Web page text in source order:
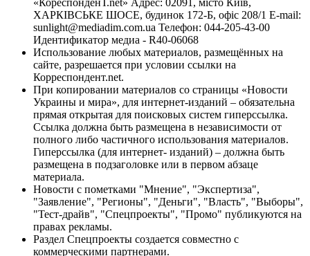
ХАРКІВСЬКЕ ШОСЕ, будинок 172-Б, офіс 208/1 E-mail:
sunlight@mediadim.com.ua Телефон: 044-205-43-00
Идентификатор медиа - R40-06068
Использование любых материалов, размещённых на
сайте, разрешается при условии ссылки на
Корреспондент.net.
При копировании материалов со страницы «Новости
Украины и мира», для интернет-изданий – обязательна
прямая открытая для поисковых систем гиперссылка.
Ссылка должна быть размещена в независимости от
полного либо частичного использования материалов.
Гиперссылка (для интернет- изданий) – должна быть
размещена в подзаголовке или в первом абзаце
материала.
Новости с пометками "Мнение", "Экспертиза",
"Заявление", "Регионы", "Деньги", "Власть", "Выборы",
"Тест-драйв", "Спецпроекты", "Промо" публикуются на
правах рекламы.
Раздел Спецпроекты создается совместно с
коммерческими партнерами.